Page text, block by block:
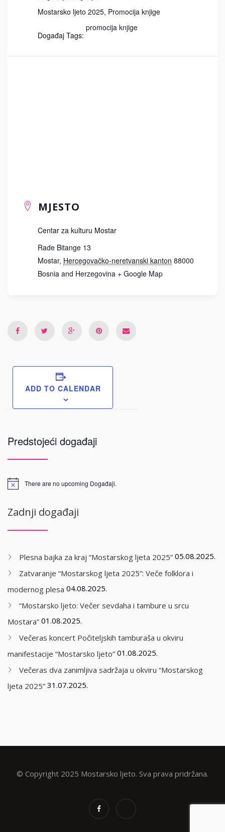
Mostarsko ljeto 2025, Promocija knjige
Događaj Tags:
promocija knjige
MJESTO
Centar za kulturu Mostar
Rade Bitange 13
Mostar, Hercegovačko-neretvanski kanton 88000
Bosnia and Herzegovina + Google Map
ADD TO CALENDAR
Predstojeći događaji
There are no upcoming Događaji.
Zadnji događaji
Plesna bajka za kraj “Mostarskog ljeta 2025” 05.08.2025.
Zatvaranje “Mostarskog ljeta 2025”: Veče folklora i
modernog plesa 04.08.2025.
“Mostarsko ljeto: Večer sevdaha i tambure u srcu
Mostara” 01.08.2025.
Večeras koncert Počiteljskih tamburaša u okviru
manifestacije “Mostarsko ljeto” 01.08.2025.
Večeras dva zanimljiva sadržaja u okviru “Mostarskog
ljeta 2025” 31.07.2025.
© Copyright 2025 Mostarsko ljeto. Sva prava pridržana.